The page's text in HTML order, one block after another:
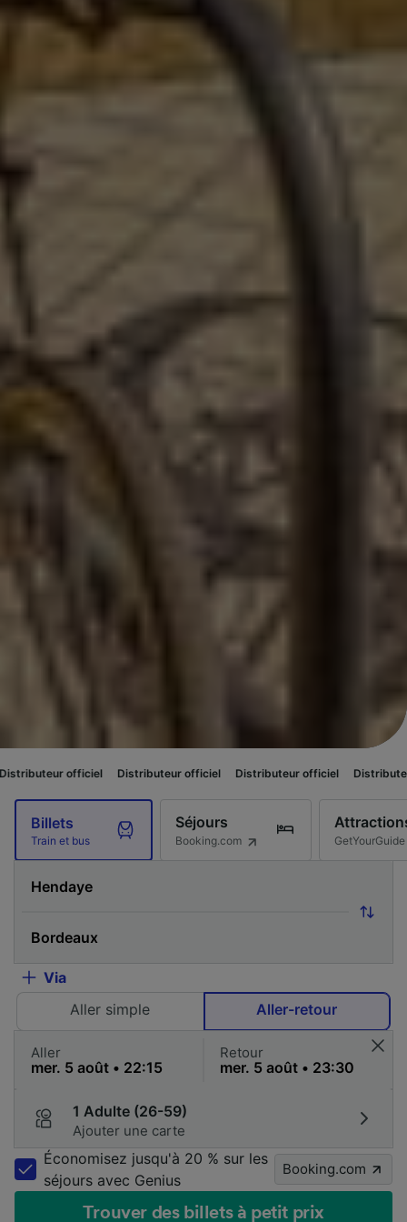
Distributeur officiel Distributeur officiel Distributeur officiel
Billets
Train et bus
Séjours
Booking.com GetYourGuide
Via
Aller simple
Aller-retour
Aller Retour
1 Adulte (26-59)
Ajouter une carte
Économisez jusqu'à 20 % sur les
séjours avec Genius
Booking.com
Trouver des billets à petit prix